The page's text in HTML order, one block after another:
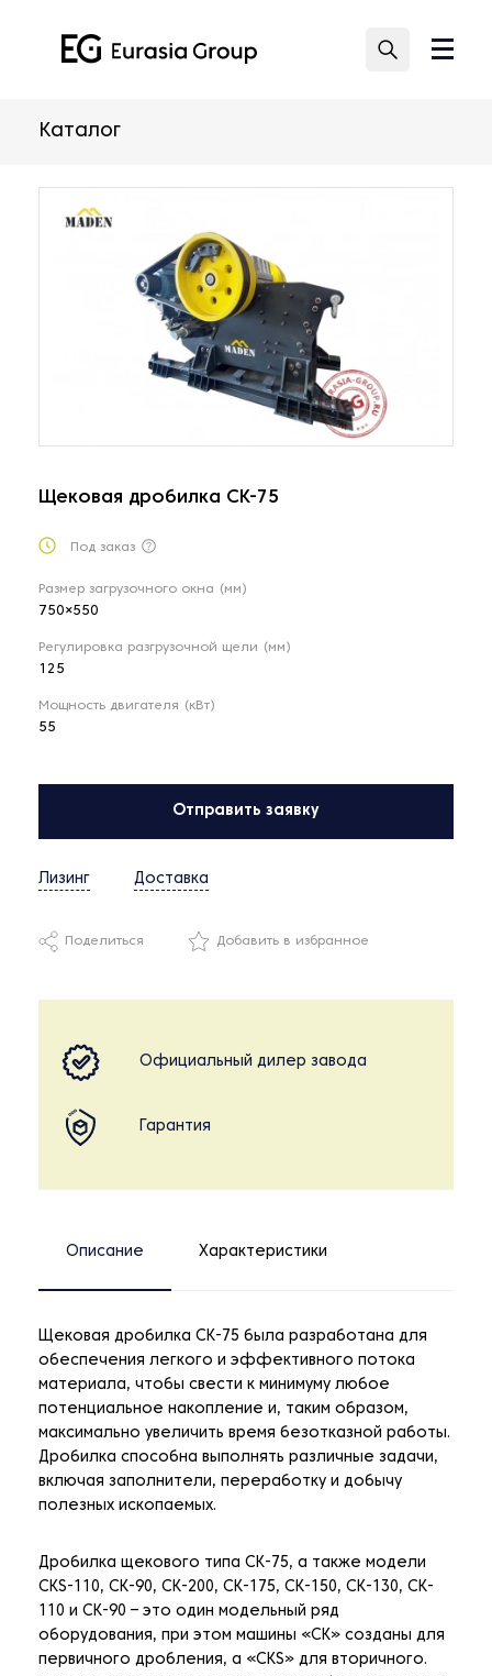
Каталог
Щековая дробилка CK-75
Под заказ
Размер загрузочного окна (мм)
750×550
Регулировка разгрузочной щели (мм)
125
Мощность двигателя (кВт)
55
Отправить заявку
Лизинг Доставка
Поделиться Добавить в избранное
Официальный дилер завода
Гарантия
Описание Характеристики
Щековая дробилка CK-75 была разработана для
обеспечения легкого и эффективного потока
материала, чтобы свести к минимуму любое
потенциальное накопление и, таким образом,
максимально увеличить время безотказной работы.
Дробилка способна выполнять различные задачи,
включая заполнители, переработку и добычу
полезных ископаемых.
Дробилка щекового типа CK-75, а также модели
CKS-110, CK-90, CK-200, CK-175, CK-150, CK-130, CK-
110 и CK-90 – это один модельный ряд
оборудования, при этом машины «CK» созданы для
первичного дробления, а «CKS» для вторичного.